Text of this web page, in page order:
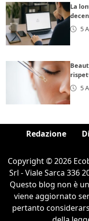
La
5
5
Redazione
Copyright © 2026
Srl - Viale Sarca 336
Questo blog non è
viene aggiornato
pertanto